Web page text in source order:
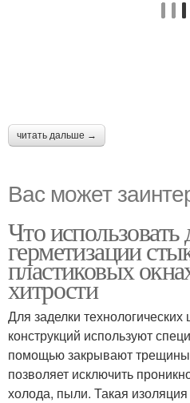
читать дальше →
Вас может
Что использовать
герметизации
пластиковых
хитрости
Для заделки
конструкций используют
помощью закрывают
позволяет исключить
холода, пыли. Такая